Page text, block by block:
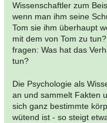
Wissenschaftler zum
wenn man ihm seine
Tom sie ihm überhaupt
mit dem von Tom zu
fragen: Was hat das
tun?
Die Psychologie als
an und sammelt Fakten
sich ganz bestimmte
wütend ist - so steigt